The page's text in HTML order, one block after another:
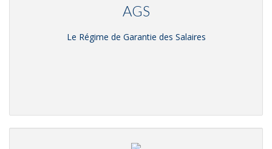
AGS
Le Régime de Garantie des Salaires